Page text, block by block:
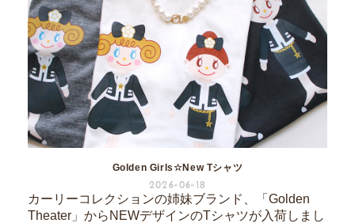
Golden Girls☆New Tシャツ
2026-06-18
カーリーコレクションの姉妹ブランド、「Golden
Theater」からNEWデザインのTシャツが入荷しまし